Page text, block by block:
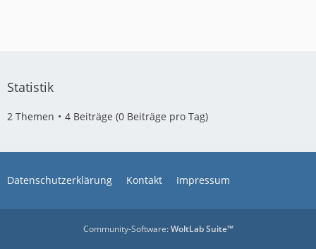
Statistik
2 Themen 4 Beiträge (0 Beiträge pro Tag)
Datenschutzerklärung Kontakt Impressum
Community-Software:WoltLab Suite™